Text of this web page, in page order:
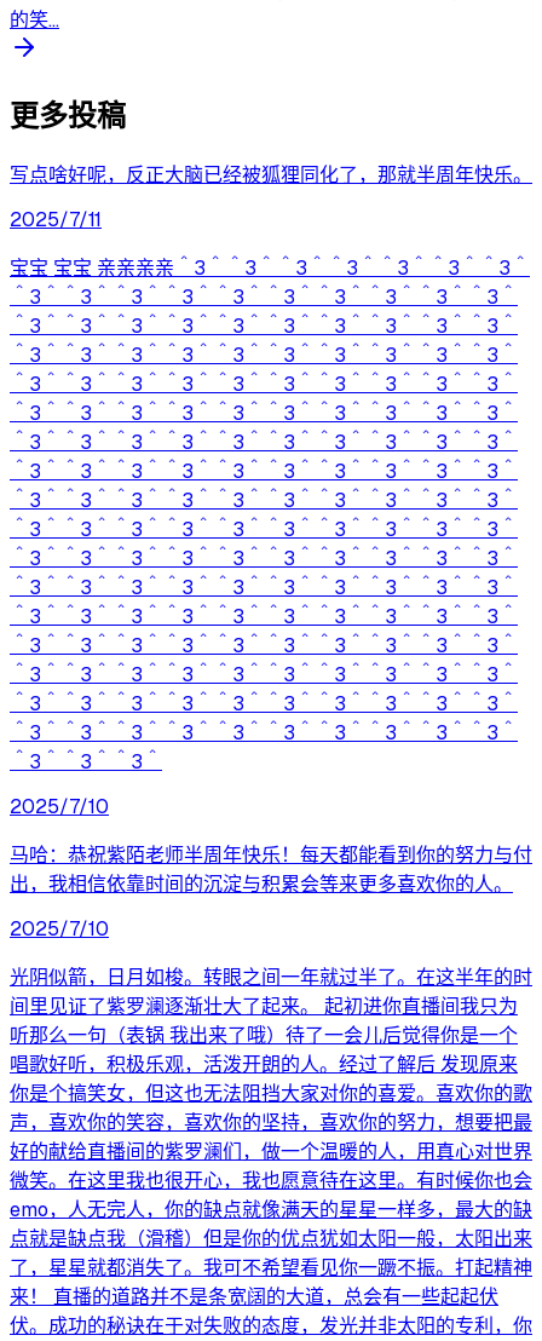
的笑...
更多投稿
写点啥好呢，反正大脑已经被狐狸同化了，那就半周年快乐。
2025/7/11
宝宝 宝宝 亲亲亲亲＾3＾＾3＾＾3＾＾3＾＾3＾＾3＾＾3＾
＾3＾＾3＾＾3＾＾3＾＾3＾＾3＾＾3＾＾3＾＾3＾＾3＾
＾3＾＾3＾＾3＾＾3＾＾3＾＾3＾＾3＾＾3＾＾3＾＾3＾
＾3＾＾3＾＾3＾＾3＾＾3＾＾3＾＾3＾＾3＾＾3＾＾3＾
＾3＾＾3＾＾3＾＾3＾＾3＾＾3＾＾3＾＾3＾＾3＾＾3＾
＾3＾＾3＾＾3＾＾3＾＾3＾＾3＾＾3＾＾3＾＾3＾＾3＾
＾3＾＾3＾＾3＾＾3＾＾3＾＾3＾＾3＾＾3＾＾3＾＾3＾
＾3＾＾3＾＾3＾＾3＾＾3＾＾3＾＾3＾＾3＾＾3＾＾3＾
＾3＾＾3＾＾3＾＾3＾＾3＾＾3＾＾3＾＾3＾＾3＾＾3＾
＾3＾＾3＾＾3＾＾3＾＾3＾＾3＾＾3＾＾3＾＾3＾＾3＾
＾3＾＾3＾＾3＾＾3＾＾3＾＾3＾＾3＾＾3＾＾3＾＾3＾
＾3＾＾3＾＾3＾＾3＾＾3＾＾3＾＾3＾＾3＾＾3＾＾3＾
＾3＾＾3＾＾3＾＾3＾＾3＾＾3＾＾3＾＾3＾＾3＾＾3＾
＾3＾＾3＾＾3＾＾3＾＾3＾＾3＾＾3＾＾3＾＾3＾＾3＾
＾3＾＾3＾＾3＾＾3＾＾3＾＾3＾＾3＾＾3＾＾3＾＾3＾
＾3＾＾3＾＾3＾＾3＾＾3＾＾3＾＾3＾＾3＾＾3＾＾3＾
＾3＾＾3＾＾3＾＾3＾＾3＾＾3＾＾3＾＾3＾＾3＾＾3＾
＾3＾＾3＾＾3＾
2025/7/10
马哈：恭祝紫陌老师半周年快乐！每天都能看到你的努力与付
出，我相信依靠时间的沉淀与积累会等来更多喜欢你的人。
2025/7/10
光阴似箭，日月如梭。转眼之间一年就过半了。在这半年的时
间里见证了紫罗澜逐渐壮大了起来。 起初进你直播间我只为
听那么一句（表锅 我出来了哦）待了一会儿后觉得你是一个
唱歌好听，积极乐观，活泼开朗的人。经过了解后 发现原来
你是个搞笑女，但这也无法阻挡大家对你的喜爱。喜欢你的歌
声，喜欢你的笑容，喜欢你的坚持，喜欢你的努力，想要把最
好的献给直播间的紫罗澜们，做一个温暖的人，用真心对世界
微笑。在这里我也很开心，我也愿意待在这里。有时候你也会
emo，人无完人，你的缺点就像满天的星星一样多，最大的缺
点就是缺点我（滑稽）但是你的优点犹如太阳一般，太阳出来
了，星星就都消失了。我可不希望看见你一蹶不振。打起精神
来！ 直播的道路并不是条宽阔的大道，总会有一些起起伏
伏。成功的秘诀在于对失败的态度，发光并非太阳的专利，你